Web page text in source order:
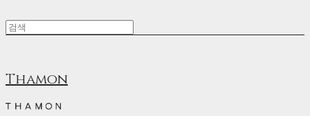
Thamon